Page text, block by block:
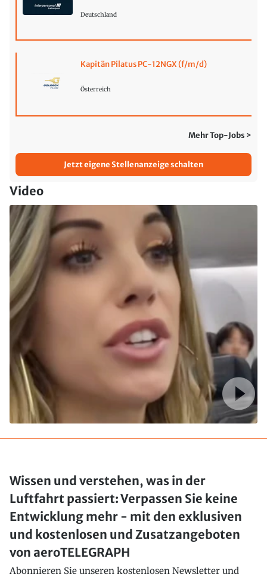
Deutschland
Kapitän Pilatus PC-12NGX (f/m/d)
Österreich
Mehr Top-Jobs >
Jetzt eigene Stellenanzeige schalten
Video
Wissen und verstehen, was in der
Luftfahrt passiert: Verpassen Sie keine
Entwicklung mehr - mit den exklusiven
und kostenlosen und Zusatzangeboten
von aeroTELEGRAPH
Abonnieren Sie unseren kostenlosen Newsletter und